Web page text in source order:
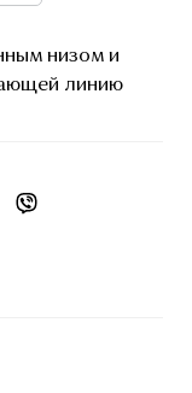
низом и
линию